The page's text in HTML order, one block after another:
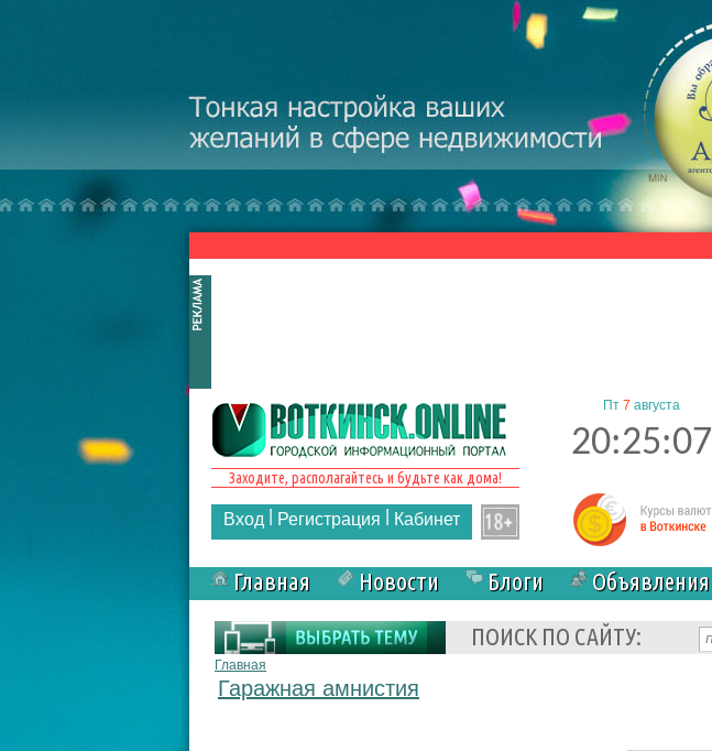
Заходите, располагайтесь и будьте как дома!
Вход Регистрация Кабинет
Пт 7 августа
20:25:07
Главная Новости Блоги Объявления
ПОИСК ПО САЙТУ:
Форма поиска
Вы здесь
Главная
Гаражная амнистия